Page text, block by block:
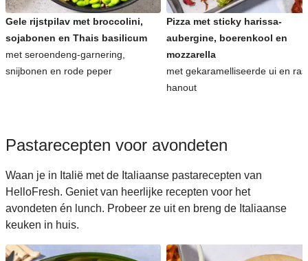
Gele rijstpilav met broccolini,
sojabonen en Thais basilicum
met seroendeng-garnering,
snijbonen en rode peper
Pizza met sticky harissa-
aubergine, boerenkool en
mozzarella
met gekaramelliseerde ui en
hanout
Pastarecepten voor avondeten
Waan je in Italië met de Italiaanse pastarecepten van
HelloFresh. Geniet van heerlijke recepten voor het
avondeten én lunch. Probeer ze uit en breng de Italiaanse
keuken in huis.